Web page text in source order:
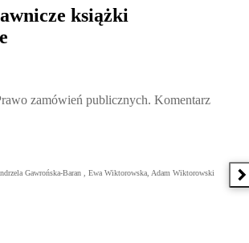
książki
zamówień publicznych. Komentarz
Gawrońska-Baran , Ewa Wiktorowska, Adam Wiktorowski